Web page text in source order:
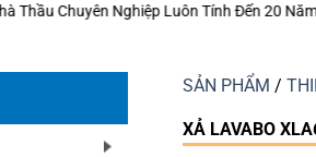
Đến 20 Năm Sử Dụng Thay Vì Chỉ Giá
SẢN PHẨM /
XẢ LAVABO